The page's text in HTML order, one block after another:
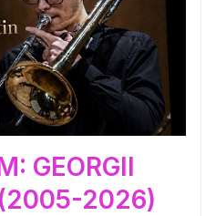
GEORGII
2026)